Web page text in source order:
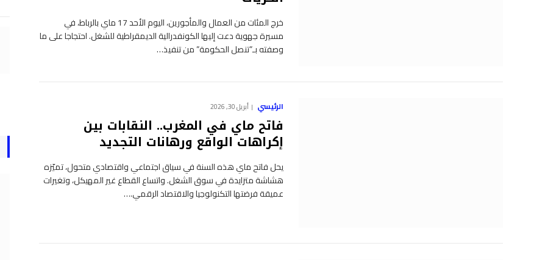
خرج المئات من العمال والمأجورين، اليوم الأحد 17 ماي بالرباط، في
مسيرة جهوية دعت إليها الكونفدرالية الديمقراطية للشغل. احتجاجا على ما
وصفته بـ”تنصل الحكومة” من تنفيذ…
الرئيسي أبريل 30, 2026
فاتح ماي في المغرب.. النقابات بين
إكراهات الواقع ورهانات التجديد
يحل فاتح ماي هذه السنة في سياق اجتماعي واقتصادي متحول، تميّزه
هشاشة متزايدة في سوق الشغل. واتساع القطاع غير المهيكل، وتغيرات
عميقة فرضتها التكنولوجيا والاقتصاد الرقمي.…